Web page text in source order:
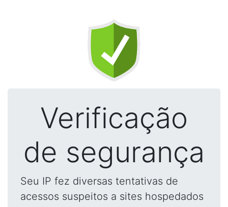
Verificação
de segurança
Seu IP fez diversas tentativas de
acessos suspeitos a sites hospedados